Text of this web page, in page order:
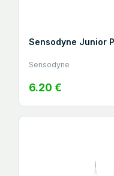
Sensodyne Junior
Sensodyne
6.20 €